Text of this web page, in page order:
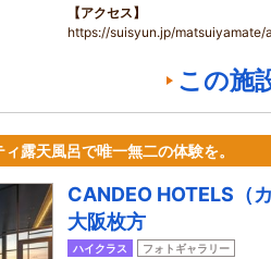
アクセス
https://suisyun.jp/matsuiyamate/
この施
露天風呂で唯一無二の体験を。
CANDEO HOTELS（
大阪枚方
ハイクラス フォトギャラリー